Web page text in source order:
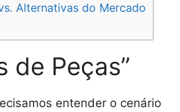
Alternativas do Mercado
de Peças”
entender o cenário